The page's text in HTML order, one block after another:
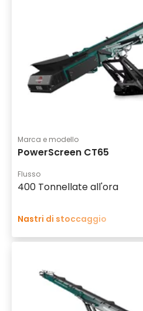
Marca e modello
PowerScreen CT65
Flusso
400 Tonnellate all'ora
Nastri di stoccaggio